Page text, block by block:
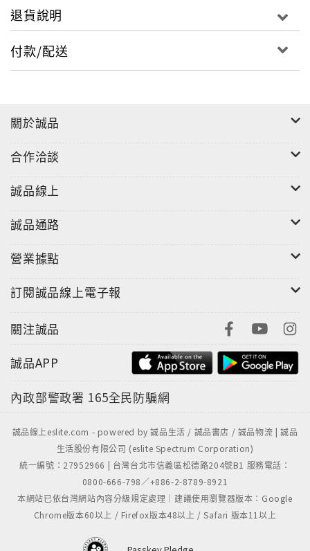
之水，這可以從元和九年（814年）考取進士第一的張
「楚增」的《煮茶記》記載陸羽辨別天下第一名水揚子
江南零水的故事，充份說明在茶的品飲中，擇水、鑒水
退貨說明
付款/配送
關於誠品
合作洽談
誠品線上
誠品通路
營業據點
訂閱誠品線上電子報
關注誠品
誠品APP
內政部警政署 165全民防騙網
誠品線上eslite.com - powered by 誠品生活 / 誠品書店 / 誠品物流 | 誠品
生活股份有限公司 (eslite Spectrum Corporation)
統一編號：27952966 | 台灣台北市信義區松德路204號B1 服務電話：
0800-666-798／+886-2-8789-8921
本網站已依台灣網站內容分級規定處理｜建議使用瀏覽器版本：Google
Chrome版本60以上 / Firefox版本48以上 / Safari 版本11以上